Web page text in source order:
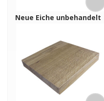
Neue Eiche unbehandelt